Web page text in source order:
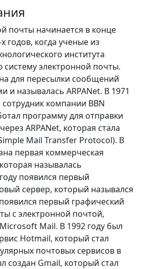
почты начинается в конце
годов, когда ученые из
института
систему электронной почты.
для пересылки сообщений
и называлась ARPANet. В 1971
компании BBN
программу для отправки
ARPANet, которая стала
Mail Transfer Protocol). В
первая коммерческая
называлась
появился первый
сервер, который назывался
первый графический
с электронной почтой,
Mail. В 1992 году был
Hotmail, который стал
почтовых сервисов в
создан Gmail, который стал